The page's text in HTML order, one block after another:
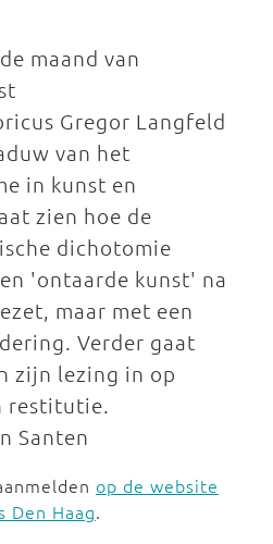
maand van
Gregor Langfeld
van het
in kunst en
zien hoe de
dichotomie
'ontaarde kunst' na
maar met een
Verder gaat
zijn lezing in op
restitutie.
Santen
op de website
Den Haag.